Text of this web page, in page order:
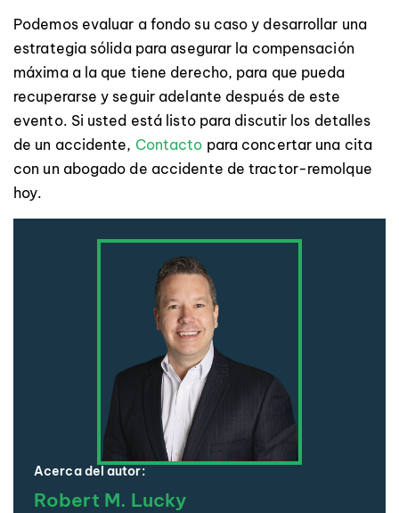
Podemos evaluar a fondo su caso y desarrollar una
estrategia sólida para asegurar la compensación
máxima a la que tiene derecho, para que pueda
recuperarse y seguir adelante después de este
evento. Si usted está listo para discutir los detalles
de un accidente, Contacto para concertar una cita
con un abogado de accidente de tractor-remolque
hoy.
Acerca del autor:
Robert M. Lucky